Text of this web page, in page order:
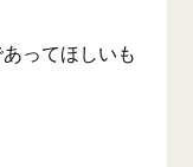
ってほしいも